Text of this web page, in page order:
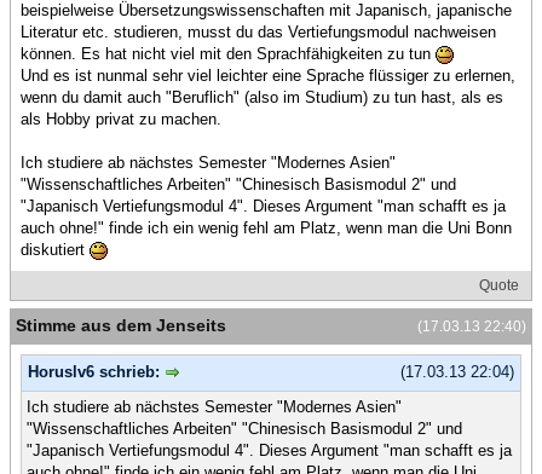
beispielweise Übersetzungswissenschaften mit Japanisch, japanische
Literatur etc. studieren, musst du das Vertiefungsmodul nachweisen
können. Es hat nicht viel mit den Sprachfähigkeiten zu tun
Und es ist nunmal sehr viel leichter eine Sprache flüssiger zu erlernen,
wenn du damit auch "Beruflich" (also im Studium) zu tun hast, als es
als Hobby privat zu machen.
Ich studiere ab nächstes Semester "Modernes Asien"
"Wissenschaftliches Arbeiten" "Chinesisch Basismodul 2" und
"Japanisch Vertiefungsmodul 4". Dieses Argument "man schafft es ja
auch ohne!" finde ich ein wenig fehl am Platz, wenn man die Uni Bonn
diskutiert
Quote
(17.03.13 22:40)
Stimme aus dem Jenseits
(17.03.13 22:04)
Horuslv6 schrieb:
Ich studiere ab nächstes Semester "Modernes Asien"
"Wissenschaftliches Arbeiten" "Chinesisch Basismodul 2" und
"Japanisch Vertiefungsmodul 4". Dieses Argument "man schafft es ja